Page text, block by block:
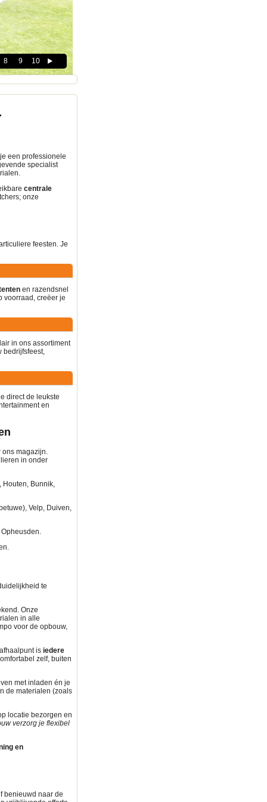
8 9 10
een professionele
specialist
centrale
onze
feesten. Je
en razendsnel
voorraad, creëer je
in ons assortiment
direct de leukste
en
ons magazijn.
in onder
Houten, Bunnik,
Velp, Duiven,
te
Onze
in alle
voor de opbouw,
is iedere
zelf, buiten
met inladen én je
de materialen (zoals
locatie bezorgen en
verzorg je flexibel
en
benieuwd naar de